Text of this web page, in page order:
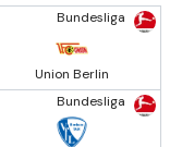
Bundesliga
Union Berlin
Bundesliga